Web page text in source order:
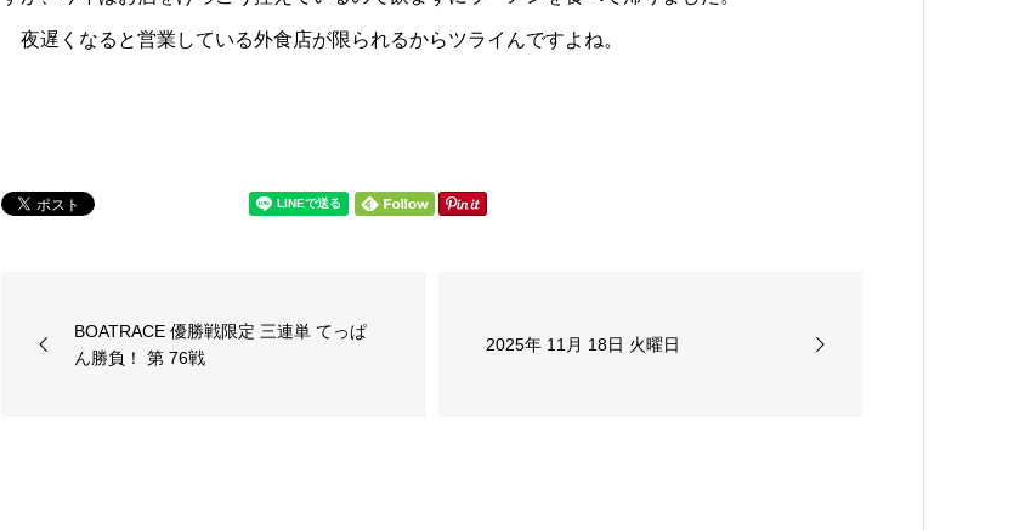
夜遅くなると営業している外食店が限られるからツライんですよね。
BOATRACE 優勝戦限定 三連単 てっぱ
ん勝負！ 第 76戦
2025年 11月 18日 火曜日